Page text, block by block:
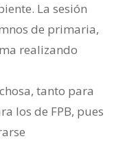
La sesión
de primaria,
realizando
tanto para
los de FPB, pues